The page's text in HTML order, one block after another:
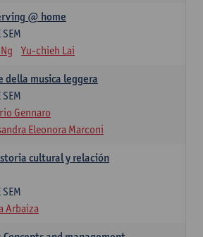
@ home
SEM
Yu-chieh Lai
della musica leggera
SEM
Gennaro
Eleonora Marconi
cultural y relación
SEM
Arbaiza